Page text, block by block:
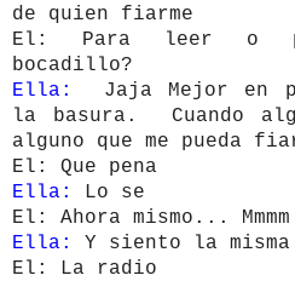
de quien fiarme
El: Para leer o
bocadillo?
Ella:
Jaja Mejor en
la basura. Cuando
alguno que me pueda
El: Que pena
Ella:
Lo se
El: Ahora mismo...
Ella:
Y siento la
El: La radio